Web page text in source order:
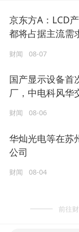
京东方A：LCD
都将占据主流需
财闻 08-07
国产显示设备首
厂，中电科风华
程装备
财闻 08-06
华灿光电等在苏
公司
财闻 08-04
前往